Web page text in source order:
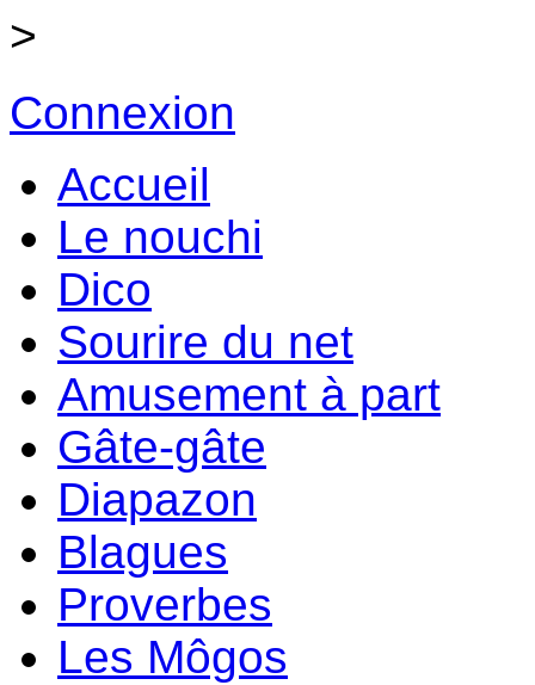
>
Connexion
Accueil
Le nouchi
Dico
Sourire du net
Amusement à part
Gâte-gâte
Diapazon
Blagues
Proverbes
Les Môgos